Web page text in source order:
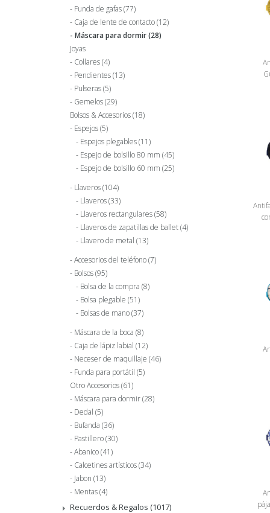
Funda de gafas(77)
Caja de lente de contacto(12)
Máscara para dormir(28)
Joyas
Collares(4)
Pendientes(13)
Pulseras(5)
Gemelos(29)
Bolsos & Accesorios(18)
Espejos(5)
Espejos plegables(11)
Espejo de bolsillo 80 mm (45)
Espejo de bolsillo 60 mm (25)
Llaveros(104)
Llaveros(33)
Llaveros rectangulares(58)
Llaveros de zapatillas de ballet(4)
Llavero de metal (13)
Accesorios del teléfono(7)
Bolsos(95)
Bolsa de la compra (8)
Bolsa plegable (51)
Bolsas de mano(37)
Máscara de la boca (8)
Caja de lápiz labial (12)
Neceser de maquillaje (46)
Funda para portátil (5)
Otro Accesorios(61)
Máscara para dormir(28)
Dedal (5)
Bufanda (36)
Pastillero(30)
Abanico(41)
Calcetines artísticos(34)
Jabon (13)
Mentas(4)
Recuerdos & Regalos (1017)